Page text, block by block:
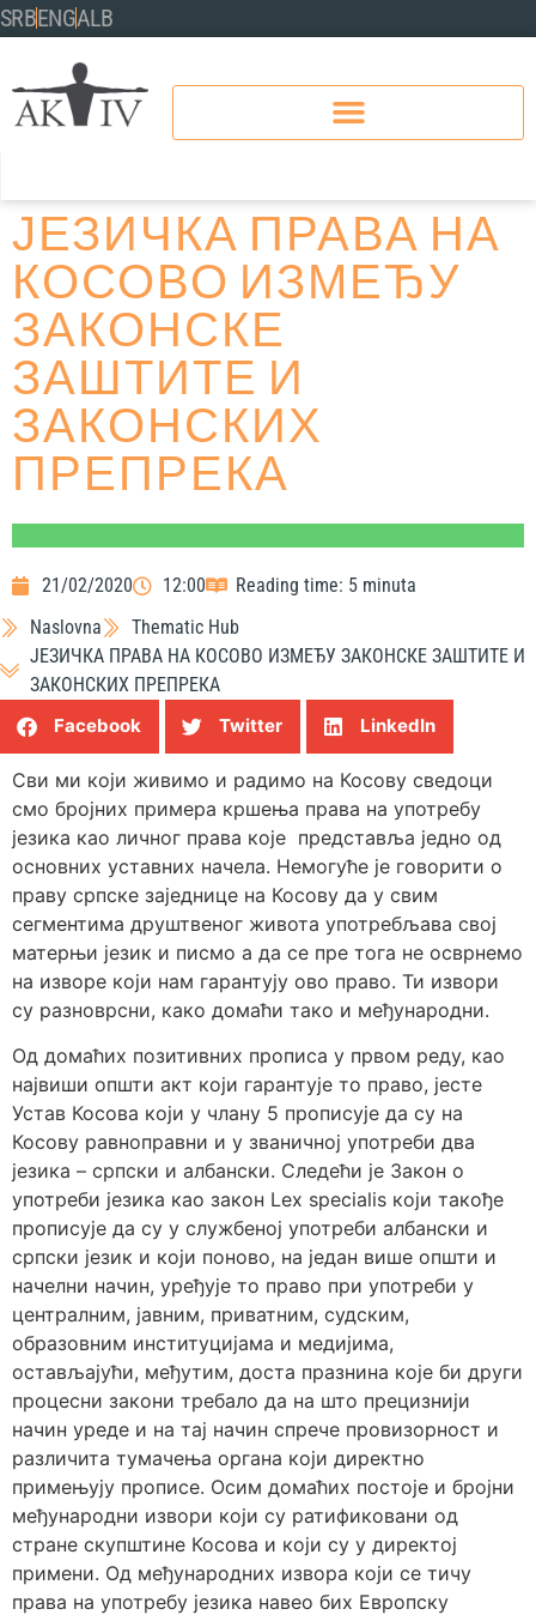
SRBENGALB
ЈЕЗИЧКА ПРАВА НА
КОСОВО ИЗМЕЂУ
ЗАКОНСКЕ
ЗАШТИТЕ И
ЗАКОНСКИХ
ПРЕПРЕКА
21/02/2020 12:00
Reading time: 5 minuta
Naslovna
Thematic Hub
ЈЕЗИЧКА ПРАВА НА КОСОВО ИЗМЕЂУ ЗАКОНСКЕ ЗАШТИТЕ И
ЗАКОНСКИХ ПРЕПРЕКА
Facebook
Twitter LinkedIn
Сви ми који живимо и радимо на Косову сведоци
смо бројних примера кршења права на употребу
језика као личног права које представља једно од
основних уставних начела. Немогуће је говорити о
праву српске заједнице на Косову да у свим
сегментима друштвеног живота употребљава свој
матерњи језик и писмо а да се пре тога не осврнемо
на изворе који нам гарантују ово право. Ти извори
су разноврсни, како домаћи тако и међународни.
Од домаћих позитивних прописа у првом реду, као
највиши општи акт који гарантује то право, јесте
Устав Косова који у члану 5 прописује да су на
Косову равноправни и у званичној употреби два
језика – српски и албански. Следећи је Закон о
употреби језика као закон Lex specialis који такође
прописује да су у службеној употреби албански и
српски језик и који поново, на један више општи и
начелни начин, уређује то право при употреби у
централним, јавним, приватним, судским,
образовним институцијама и медијима,
остављајући, међутим, доста празнина које би други
процесни закони требало да на што прецизнији
начин уреде и на тај начин спрече провизорност и
различита тумачења органа који директно
примењују прописе. Осим домаћих постоје и бројни
међународни извори који су ратификовани од
стране скупштине Косова и који су у директој
примени. Од међународних извора који се тичу
права на употребу језика навео бих Европску